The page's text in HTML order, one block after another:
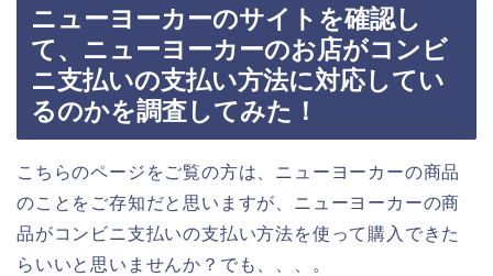
ニューヨーカーのサイトを確認し
て、ニューヨーカーのお店がコンビ
ニ支払いの支払い方法に対応してい
るのかを調査してみた！
こちらのページをご覧の方は、ニューヨーカーの商品
のことをご存知だと思いますが、ニューヨーカーの商
品がコンビニ支払いの支払い方法を使って購入できた
らいいと思いませんか？でも、、、。